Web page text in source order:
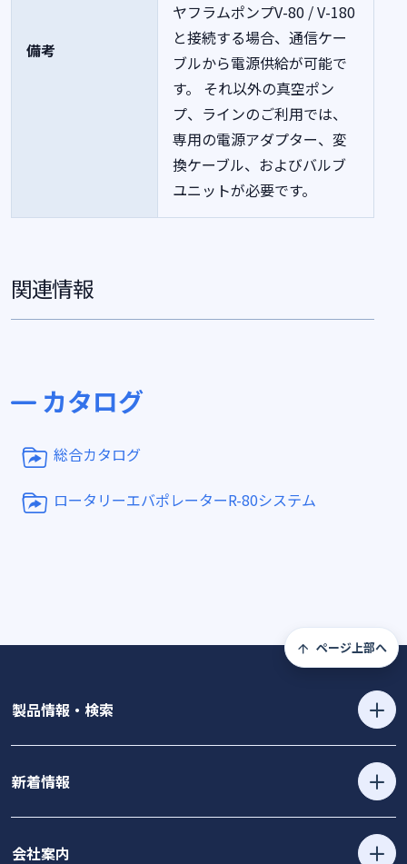
備考
ヤフラムポンプV-80 / V-180
と接続する場合、通信ケー
ブルから電源供給が可能で
す。 それ以外の真空ポン
プ、ラインのご利用では、
専用の電源アダプター、変
換ケーブル、およびバルブ
ユニットが必要です。
関連情報
カタログ
総合カタログ
ロータリーエバポレーターR-80システム
ページ上部へ
製品情報・検索
新着情報
会社案内